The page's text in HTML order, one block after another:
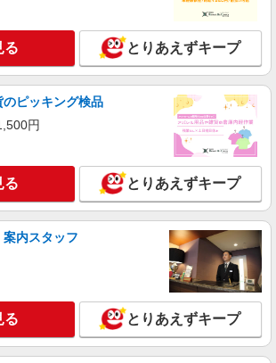
羽田イルリストランテトーキョー （東京都大
詳細を見る
ャパン株式会社 39522_p
時給1,750円以上 試用期間中 時給1,750円以上
期間2ヶ月) 残業が発生した場合、残業代を1
分単位で別途支給します。
フェリオ多摩川 （東京都大田区多摩川2-8-
）
詳細を見る
ジャパン株式会社 39559_p
理補助【アルバイト・パート】
る とりあえずキープ
ピッキング検品
円
る とりあえずキープ
内スタッフ
る とりあえずキープ